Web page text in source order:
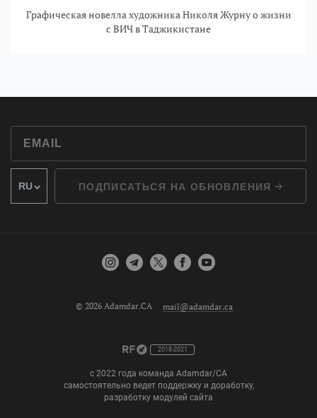
Графическая новелла художника Николя Журну о жизни
с ВИЧ в Таджикистане
ПОДПИСАТЬСЯ НА ОБНОВЛЕНИЯ
© 2026 Adamdar.CA mail@adamdar.ca
2018-2021
с 2022 года команда Adamdar/CA
самостоятельно ведет поддержку и доработку,
разработку модулей сайта